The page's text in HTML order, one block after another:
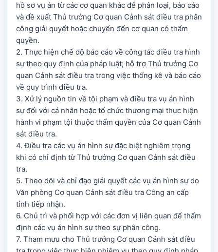
hồ sơ vụ án từ các cơ quan khác để phân loại, báo cáo
và đề xuất Thủ trưởng Cơ quan Cảnh sát điều tra phân
công giải quyết hoặc chuyển đến cơ quan có thẩm
quyền.
2. Thực hiện chế độ báo cáo về công tác điều tra hình
sự theo quy định của pháp luật; hỗ trợ Thủ trưởng Cơ
quan Cảnh sát điều tra trong việc thống kê và báo cáo
về quy trình điều tra.
3. Xử lý nguồn tin về tội phạm và điều tra vụ án hình
sự đối với cá nhân hoặc tổ chức thương mại thực hiện
hành vi phạm tội thuộc thẩm quyền của Cơ quan Cảnh
sát điều tra.
4. Điều tra các vụ án hình sự đặc biệt nghiêm trọng
khi có chỉ định từ Thủ trưởng Cơ quan Cảnh sát điều
tra.
5. Theo dõi và chỉ đạo giải quyết các vụ án hình sự do
Văn phòng Cơ quan Cảnh sát điều tra Công an cấp
tỉnh tiếp nhận.
6. Chủ trì và phối hợp với các đơn vị liên quan để thẩm
định các vụ án hình sự theo sự phân công.
7. Tham mưu cho Thủ trưởng Cơ quan Cảnh sát điều